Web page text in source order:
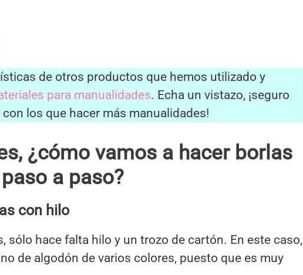
de otros productos que hemos utilizado y
para manualidades. Echa un vistazo, ¡seguro
los que hacer más manualidades!
¿cómo vamos a hacer borlas
a paso?
con hilo
sólo hace falta hilo y un trozo de cartón. En este caso,
de algodón de varios colores, puesto que es muy